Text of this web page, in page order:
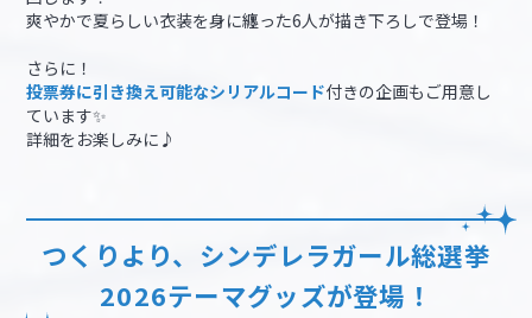
爽やかで夏らしい衣装を身に纏った6人が描き下ろしで登場！
さらに！
投票券に引き換え可能なシリアルコード付きの企画もご用意し
ています✨
詳細をお楽しみに♪
つくりより、シンデレラガール総選挙
2026テーマグッズが登場！